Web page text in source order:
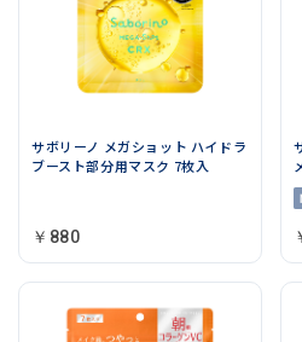
サボリーノ メガショット ハイドラ
ブースト部分用マスク 7枚入
￥880